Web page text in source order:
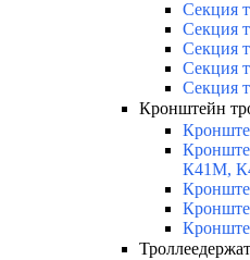
Секция
Секция
Секция
Секция
Секция
Кронштейн
К41М,